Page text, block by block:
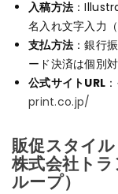
入稿方法 ：
名入れ文字入力
支払方法 ：銀行
ード決済は個別
公式サイトURL
print.co.jp/
販促スタイ
株式会社ト
ループ）